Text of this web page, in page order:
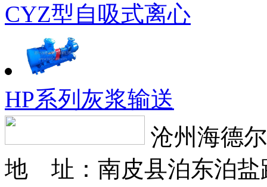
CYZ型自吸式离心
HP系列灰浆输送
沧州海德
地 址：南皮县泊东泊盐